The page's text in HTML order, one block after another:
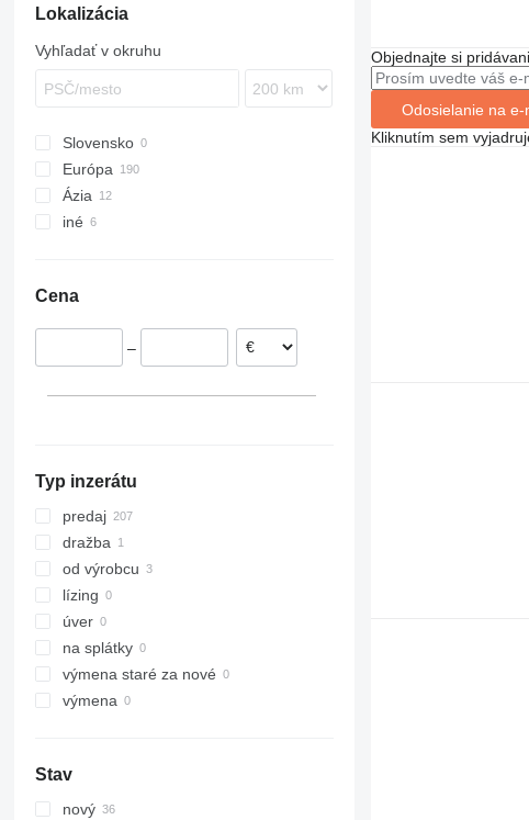
Lokalizácia
Vyhľadať v okruhu
Slovensko
Európa
Taliansko
Rumunsko
Ázia
iné
Cena
–
Typ inzerátu
predaj
dražba
od výrobcu
lízing
úver
na splátky
výmena staré za nové
výmena
Stav
nový
Objednajte si
Odosielanie na e-
Kliknutím sem